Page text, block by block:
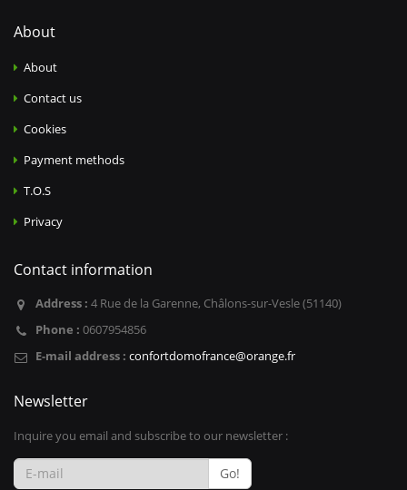
About
About
Contact us
Cookies
Payment methods
T.O.S
Privacy
Contact information
Address : 4 Rue de la Garenne, Châlons-sur-Vesle (51140)
Phone : 0607954856
E-mail address : confortdomofrance@orange.fr
Newsletter
Inquire you email and subscribe to our newsletter :
Go!